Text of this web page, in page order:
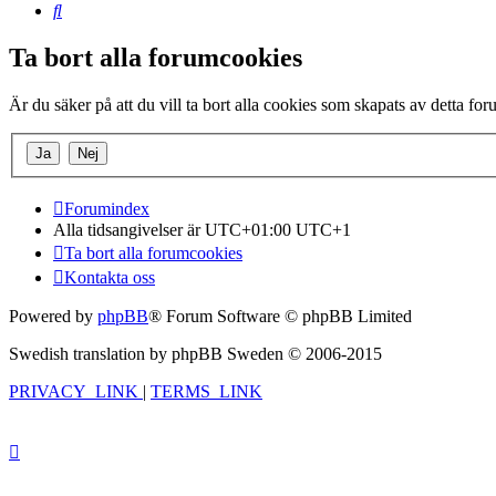
Sök
Ta bort alla forumcookies
Är du säker på att du vill ta bort alla cookies som skapats av detta
Forumindex
Alla tidsangivelser är UTC+01:00 UTC+1
Ta bort alla forumcookies
Kontakta oss
Powered by phpBB® Forum Software © phpBB Limited
Swedish translation by phpBB Sweden © 2006-2015
PRIVACY_LINK | TERMS_LINK